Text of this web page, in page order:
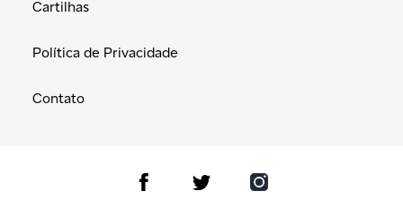
Cartilhas
Política de Privacidade
Contato